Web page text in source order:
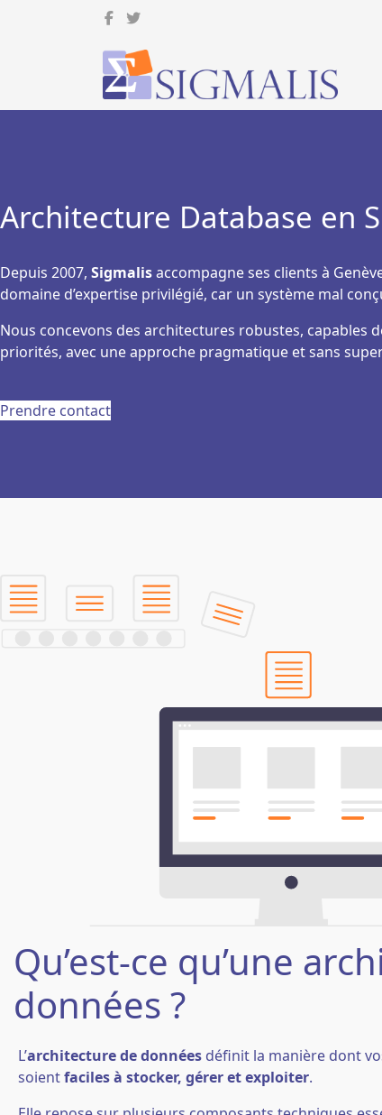
Architecture Database en
Depuis 2007, Sigmalisaccompagne ses clients à
domaine d’expertise privilégié, car un système mal
Nous concevons des architectures robustes, capables
priorités, avec une approche pragmatique et sans
Prendre contact
Qu’est-ce qu’une
données ?
L’architecture de données définit la manière dont
soientfaciles à stocker, gérer et exploiter.